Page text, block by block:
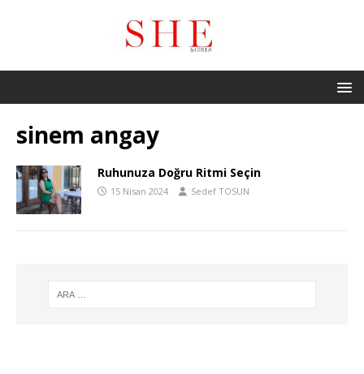
sinem angay
Ruhunuza Doğru Ritmi Seçin
15 Nisan 2024 Sedef TOSUN